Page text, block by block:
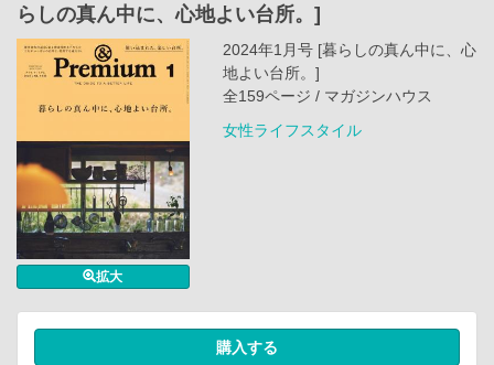
らしの真ん中に、心地よい台所。]
拡大
2024年1月号 [暮らしの真ん中に、心
地よい台所。]
全159ページ / マガジンハウス
女性ライフスタイル
購入する